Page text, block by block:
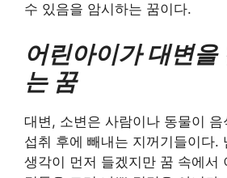
수 있음을 암시하는 꿈이다.
어린아이가 대변을
는 꿈
대변, 소변은 사람이나 동물이
섭취 후에 빼내는 지꺼기들이다.
생각이 먼저 들겠지만 꿈 속에서